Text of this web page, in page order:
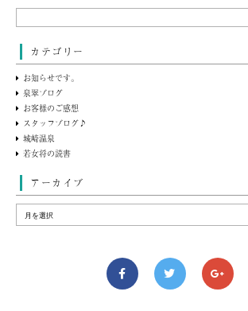
カテゴリー
お知らせです。
泉翠ブログ
お客様のご感想
スタッフブログ♪
城崎温泉
若女将の読書
アーカイブ